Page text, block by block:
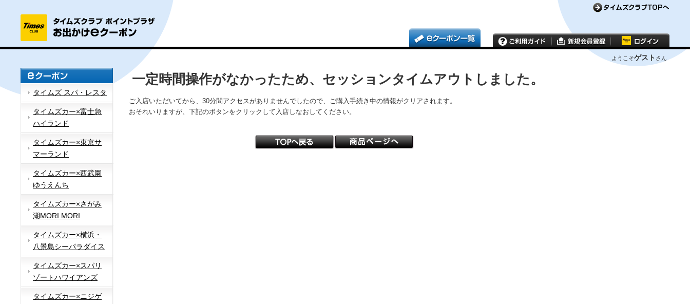
ようこそゲスト さん
タイムズ スパ・レスタ
タイムズカー×富士急
ハイランド
タイムズカー×東京サ
マーランド
タイムズカー×西武園
ゆうえんち
タイムズカー×さがみ
湖MORI MORI
タイムズカー×横浜・
八景島シーパラダイス
タイムズカー×スパリ
ゾートハワイアンズ
タイムズカー×ニジゲ
一定時間操作がなかったため、セッションタイムアウトしました。
ご入店いただいてから、30分間アクセスがありませんでしたので、ご購入手続き中の情報がクリアされます。
おそれいりますが、下記のボタンをクリックして入店しなおしてください。